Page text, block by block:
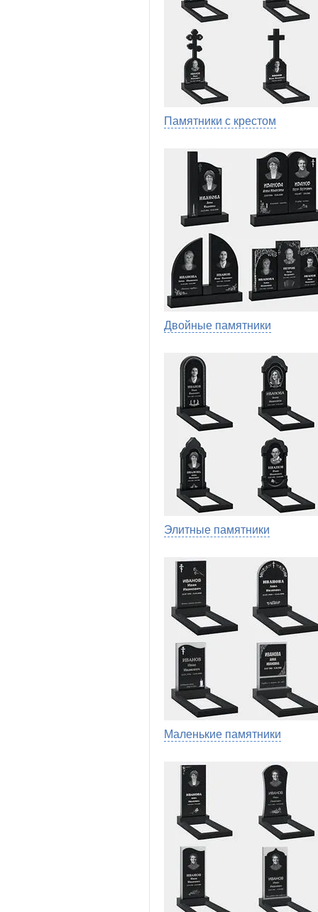
Памятники с крестом
Двойные памятники
Элитные памятники
Маленькие памятники